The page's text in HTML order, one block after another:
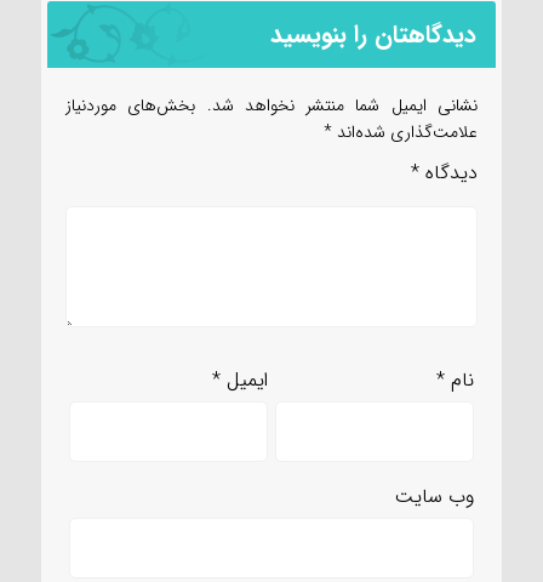
دیدگاهتان را بنویسید
نشانی ایمیل شما منتشر نخواهد شد. بخش‌های موردنیاز
علامت‌گذاری شده‌اند *
دیدگاه *
نام* ایمیل*
وب‌ سایت